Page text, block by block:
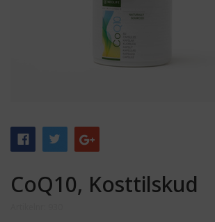
CoQ10, Kosttilskud